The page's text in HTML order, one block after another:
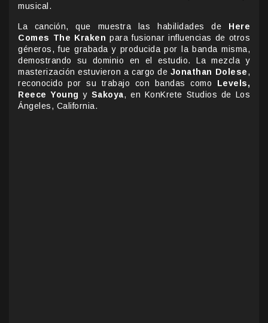
musical.
La canción, que muestra las habilidades de Here
Comes The Kraken para fusionar influencias de otros
géneros, fue grabada y producida por la banda misma,
demostrando su dominio en el estudio. La mezcla y
masterización estuvieron a cargo de Jonathan Dolese,
reconocido por su trabajo con bandas como Levels,
Reece Young y Sakoya, en KonKrete Studios de Los
Ángeles, California.